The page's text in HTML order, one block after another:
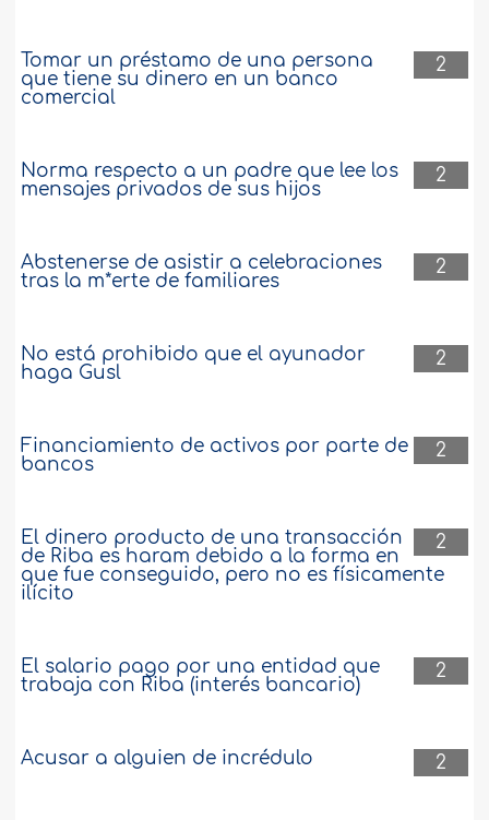
2
Tomar un préstamo de una persona
que tiene su dinero en un banco
comercial
2
Norma respecto a un padre que lee los
mensajes privados de sus hijos
2
Abstenerse de asistir a celebraciones
tras la m*erte de familiares
2
No está prohibido que el ayunador
haga Gusl
2
Financiamiento de activos por parte de
bancos
2
El dinero producto de una transacción
de Riba es haram debido a la forma en
que fue conseguido, pero no es físicamente
ilícito
2
El salario pago por una entidad que
trabaja con Riba (interés bancario)
2
Acusar a alguien de incrédulo